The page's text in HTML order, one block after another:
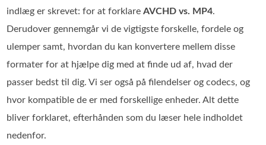
indlæg er skrevet: for at forklareAVCHD vs. MP4.
Derudover gennemgår vi de vigtigste forskelle, fordele og
ulemper samt, hvordan du kan konvertere mellem disse
formater for at hjælpe dig med at finde ud af, hvad der
passer bedst til dig. Vi ser også på filendelser og codecs, og
hvor kompatible de er med forskellige enheder. Alt dette
bliver forklaret, efterhånden som du læser hele indholdet
nedenfor.